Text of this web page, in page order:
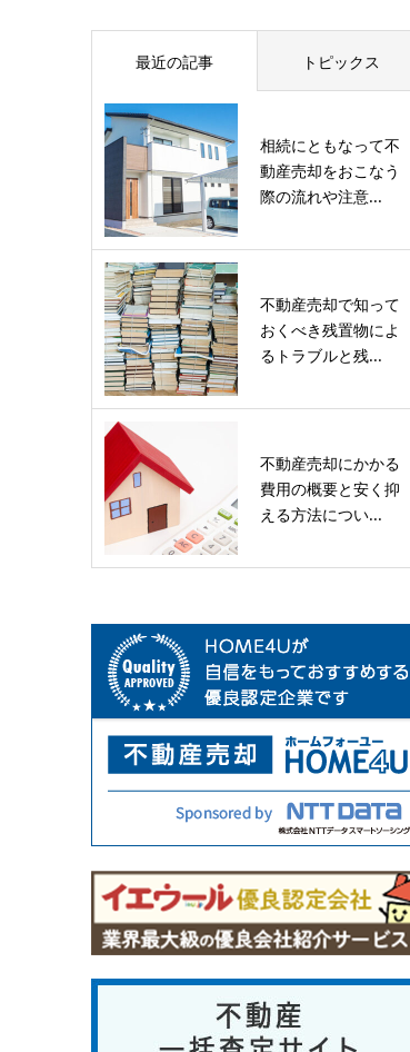
最近の記事 トピックス
相続にともなって不
動産売却をおこなう
際の流れや注意...
不動産売却で知って
おくべき残置物によ
るトラブルと残...
不動産売却にかかる
費用の概要と安く抑
える方法につい...